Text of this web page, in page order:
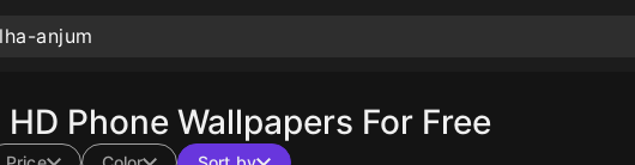
Phone Wallpapers For Free